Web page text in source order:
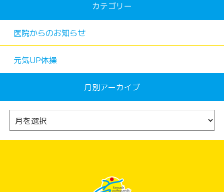
カテゴリー
医院からのお知らせ
元気UP体操
月別アーカイブ